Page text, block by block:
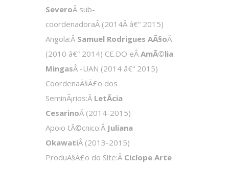
SeveroÂ sub-
coordenadoraÂ (2014Â â€“ 2015)
Angola:Â Samuel Rodrigues AÃ§oÂ
(2010 â€“ 2014) CE.DO eÂAmÃ©lia
MingasÂ -UAN (2014 â€“ 2015)
CoordenaÃ§Ã£o dos
SeminÃ¡rios:Â LetÃ­cia
CesarinoÂ (2014-2015)
Apoio tÃ©cnico:Â Juliana
OkawatiÂ (2013-2015)
ProduÃ§Ã£o do Site:Â Ciclope Arte